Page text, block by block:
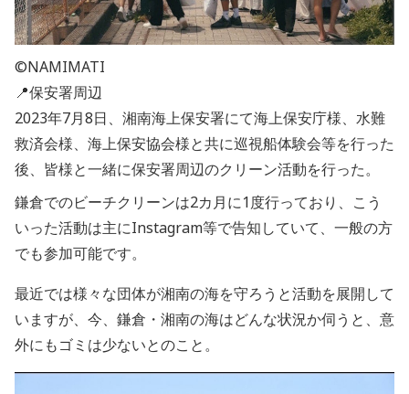
©NAMIMATI
📍保安署周辺
2023年7月8日、湘南海上保安署にて海上保安庁様、水難
救済会様、海上保安協会様と共に巡視船体験会等を行った
後、皆様と一緒に保安署周辺のクリーン活動を行った。
鎌倉でのビーチクリーンは2カ月に1度行っており、こう
いった活動は主にInstagram等で告知していて、一般の方
でも参加可能です。
最近では様々な団体が湘南の海を守ろうと活動を展開して
いますが、今、鎌倉・湘南の海はどんな状況か伺うと、意
外にもゴミは少ないとのこと。